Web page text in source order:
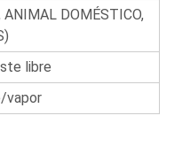
DOMÉSTICO,
libre
vapor